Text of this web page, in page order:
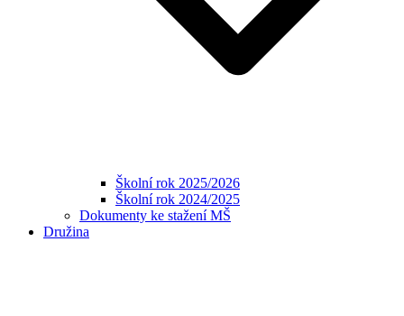
Školní rok 2025/2026
Školní rok 2024/2025
Dokumenty ke stažení MŠ
Družina